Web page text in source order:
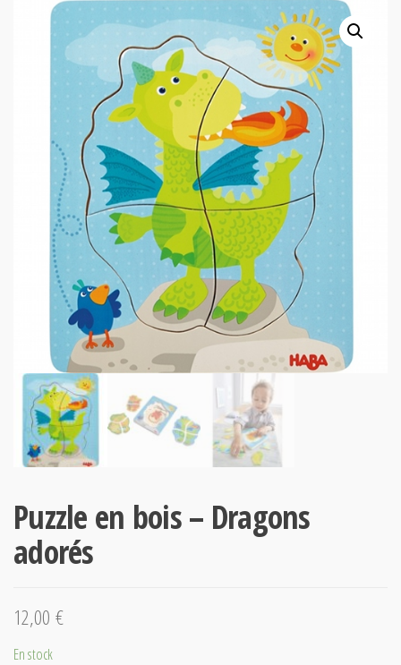
Puzzle en bois – Dragons
adorés
12,00 €
En stock